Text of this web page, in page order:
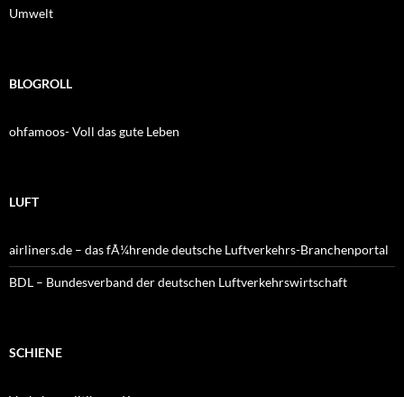
Umwelt
BLOGROLL
ohfamoos- Voll das gute Leben
LUFT
airliners.de – das fÃ¼hrende deutsche Luftverkehrs-Branchenportal
BDL – Bundesverband der deutschen Luftverkehrswirtschaft
SCHIENE